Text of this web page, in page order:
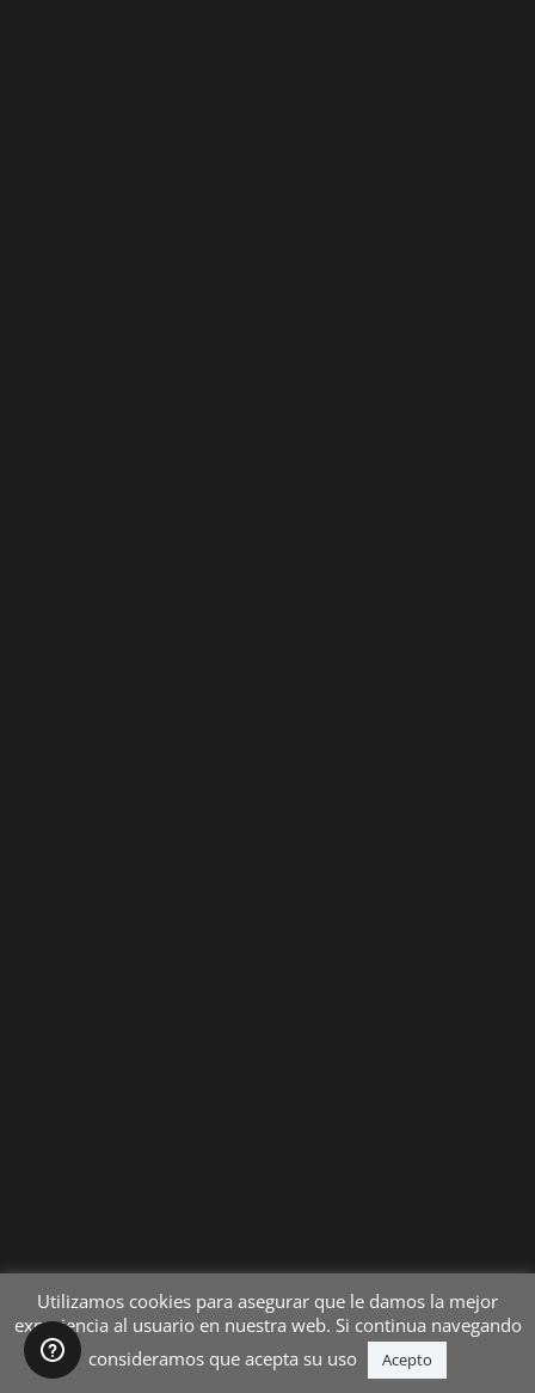
Utilizamos cookies para asegurar que le damos la mejor
experiencia al usuario en nuestra web. Si continua navegando
consideramos que acepta su uso
Acepto